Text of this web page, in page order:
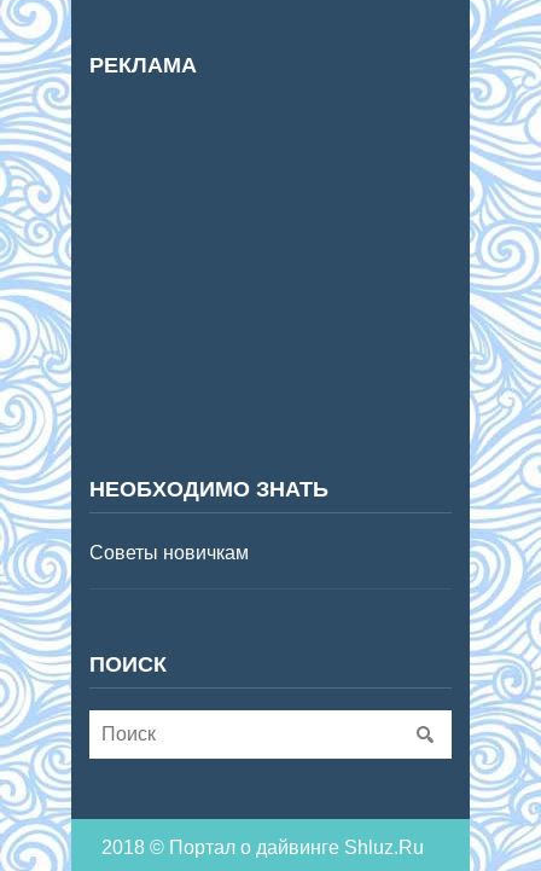
РЕКЛАМА
НЕОБХОДИМО ЗНАТЬ
Советы новичкам
ПОИСК
2018 © Портал о дайвинге Shluz.Ru